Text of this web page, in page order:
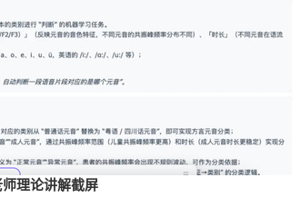
师理论讲解截屏